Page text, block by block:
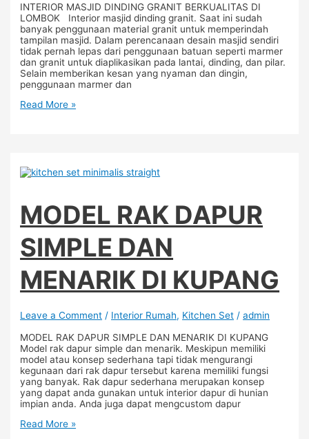
INTERIOR MASJID DINDING GRANIT BERKUALITAS DI
LOMBOK Interior masjid dinding granit. Saat ini sudah
banyak penggunaan material granit untuk memperindah
tampilan masjid. Dalam perencanaan desain masjid sendiri
tidak pernah lepas dari penggunaan batuan seperti marmer
dan granit untuk diaplikasikan pada lantai, dinding, dan pilar.
Selain memberikan kesan yang nyaman dan dingin,
penggunaan marmer dan
Read More »
MODEL RAK DAPUR
SIMPLE DAN
MENARIK DI KUPANG
Leave a Comment / Interior Rumah, Kitchen Set /admin
MODEL RAK DAPUR SIMPLE DAN MENARIK DI KUPANG
Model rak dapur simple dan menarik. Meskipun memiliki
model atau konsep sederhana tapi tidak mengurangi
kegunaan dari rak dapur tersebut karena memiliki fungsi
yang banyak. Rak dapur sederhana merupakan konsep
yang dapat anda gunakan untuk interior dapur di hunian
impian anda. Anda juga dapat mengcustom dapur
Read More »